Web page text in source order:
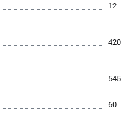
Александровской Фермы, 29АЛ
работы колл-центра:
12
420
545
60